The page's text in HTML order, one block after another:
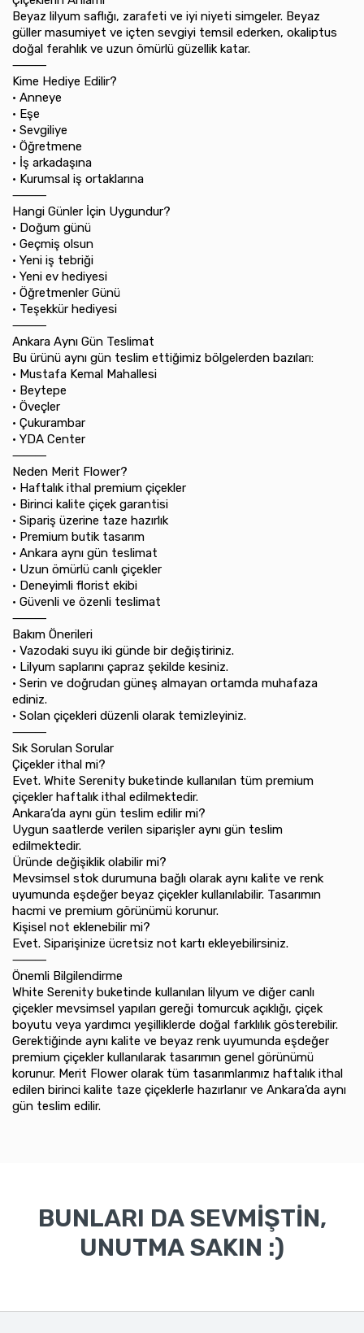
Beyaz lilyum saflığı, zarafeti ve iyi niyeti simgeler. Beyaz
güller masumiyet ve içten sevgiyi temsil ederken, okaliptus
doğal ferahlık ve uzun ömürlü güzellik katar.
⸻
Kime Hediye Edilir?
•⁠ ⁠Anneye
•⁠ ⁠Eşe
•⁠ ⁠Sevgiliye
•⁠ ⁠Öğretmene
•⁠ ⁠İş arkadaşına
•⁠ ⁠Kurumsal iş ortaklarına
⸻
Hangi Günler İçin Uygundur?
•⁠ ⁠Doğum günü
•⁠ ⁠Geçmiş olsun
•⁠ ⁠Yeni iş tebriği
•⁠ ⁠Yeni ev hediyesi
•⁠ ⁠Öğretmenler Günü
•⁠ ⁠Teşekkür hediyesi
⸻
Ankara Aynı Gün Teslimat
Bu ürünü aynı gün teslim ettiğimiz bölgelerden bazıları:
•⁠ ⁠Mustafa Kemal Mahallesi
•⁠ ⁠Beytepe
•⁠ ⁠Öveçler
•⁠ ⁠Çukurambar
•⁠ ⁠YDA Center
⸻
Neden Merit Flower?
•⁠ ⁠Haftalık ithal premium çiçekler
•⁠ ⁠Birinci kalite çiçek garantisi
•⁠ ⁠Sipariş üzerine taze hazırlık
•⁠ ⁠Premium butik tasarım
•⁠ ⁠Ankara aynı gün teslimat
•⁠ ⁠Uzun ömürlü canlı çiçekler
•⁠ ⁠Deneyimli florist ekibi
•⁠ ⁠Güvenli ve özenli teslimat
⸻
Bakım Önerileri
•⁠ ⁠Vazodaki suyu iki günde bir değiştiriniz.
•⁠ ⁠Lilyum saplarını çapraz şekilde kesiniz.
•⁠ ⁠Serin ve doğrudan güneş almayan ortamda muhafaza
ediniz.
•⁠ ⁠Solan çiçekleri düzenli olarak temizleyiniz.
⸻
Sık Sorulan Sorular
Çiçekler ithal mi?
Evet. White Serenity buketinde kullanılan tüm premium
çiçekler haftalık ithal edilmektedir.
Ankara’da aynı gün teslim edilir mi?
Uygun saatlerde verilen siparişler aynı gün teslim
edilmektedir.
Üründe değişiklik olabilir mi?
Mevsimsel stok durumuna bağlı olarak aynı kalite ve renk
uyumunda eşdeğer beyaz çiçekler kullanılabilir. Tasarımın
hacmi ve premium görünümü korunur.
Kişisel not eklenebilir mi?
Evet. Siparişinize ücretsiz not kartı ekleyebilirsiniz.
⸻
Önemli Bilgilendirme
White Serenity buketinde kullanılan lilyum ve diğer canlı
çiçekler mevsimsel yapıları gereği tomurcuk açıklığı, çiçek
boyutu veya yardımcı yeşilliklerde doğal farklılık gösterebilir.
Gerektiğinde aynı kalite ve beyaz renk uyumunda eşdeğer
premium çiçekler kullanılarak tasarımın genel görünümü
korunur. Merit Flower olarak tüm tasarımlarımız haftalık ithal
edilen birinci kalite taze çiçeklerle hazırlanır ve Ankara’da aynı
gün teslim edilir.
BUNLARI DA SEVMİŞTİN,
UNUTMA SAKIN :)